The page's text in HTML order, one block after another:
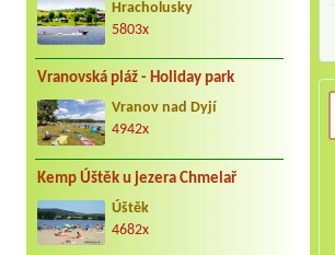
Hracholusky
5803x
Vranovská pláž - Holiday park
Vranov nad Dyjí
4942x
Kemp Úštěk u jezera Chmelař
Úštěk
4682x